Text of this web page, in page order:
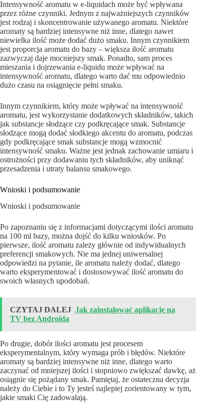
Intensywność aromatu w e-liquidach może być wpływana
przez różne czynniki. Jednym z najważniejszych czynników
jest rodzaj i skoncentrowanie używanego aromatu. Niektóre
aromaty są bardziej intensywne niż inne, dlatego nawet
niewielka ilość może dodać dużo smaku. Innym czynnikiem
jest proporcja aromatu do bazy – większa ilość aromatu
zazwyczaj daje mocniejszy smak. Ponadto, sam proces
mieszania i dojrzewania e-liquidu może wpływać na
intensywność aromatu, dlatego warto dać mu odpowiednio
dużo czasu na osiągnięcie pełni smaku.
Innym czynnikiem, który może wpływać na intensywność
aromatu, jest wykorzystanie dodatkowych składników, takich
jak substancje słodzące czy podkręcające smak. Substancje
słodzące mogą dodać słodkiego akcentu do aromatu, podczas
gdy podkręcające smak substancje mogą wzmocnić
intensywność smaku. Ważne jest jednak zachowanie umiaru i
ostrożności przy dodawaniu tych składników, aby uniknąć
przesadzenia i utraty balansu smakowego.
Wnioski i podsumowanie
Wnioski i podsumowanie
Po zapoznaniu się z informacjami dotyczącymi ilości aromatu
na 100 ml bazy, można dojść do kilku wniosków. Po
pierwsze, ilość aromatu zależy głównie od indywidualnych
preferencji smakowych. Nie ma jednej uniwersalnej
odpowiedzi na pytanie, ile aromatu należy dodać, dlatego
warto eksperymentować i dostosowywać ilość aromatu do
swoich własnych upodobań.
CZYTAJ DALEJ Jak zainstalować aplikacje na
TV bez Androida
Po drugie, dobór ilości aromatu jest procesem
eksperymentalnym, który wymaga prób i błędów. Niektóre
aromaty są bardziej intensywne niż inne, dlatego warto
zaczynać od mniejszej ilości i stopniowo zwiększać dawkę, aż
osiągnie się pożądany smak. Pamiętaj, że ostateczna decyzja
należy do Ciebie i to Ty jesteś najlepiej zorientowany w tym,
jakie smaki Cię zadowalają.